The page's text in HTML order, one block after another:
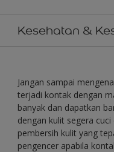
Kesehatan &
Jangan sampai
terjadi kontak dengan
banyak dan dapatkan
dengan kulit segera
pembersih kulit yang
pengencer apabila